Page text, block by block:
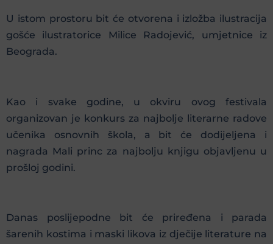
U istom prostoru bit će otvorena i izložba ilustracija
gošće ilustratorice Milice Radojević, umjetnice iz
Beograda.
Kao i svake godine, u okviru ovog festivala
organizovan je konkurs za najbolje literarne radove
učenika osnovnih škola, a bit će dodijeljena i
nagrada Mali princ za najbolju knjigu objavljenu u
prošloj godini.
Danas poslijepodne bit će priređena i parada
šarenih kostima i maski likova iz dječije literature na